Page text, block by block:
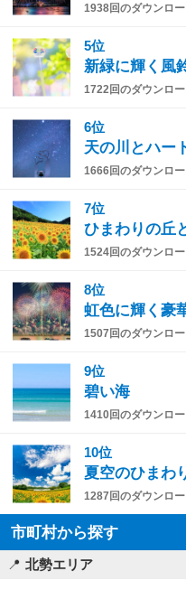
1938回のダウンロ
5位
新緑に輝く風
1722回のダウンロ
6位
天の川とハー
1666回のダウンロ
7位
ひまわりの丘
1524回のダウンロ
8位
虹色に輝く豪
1507回のダウンロ
9位
碧い海
1410回のダウンロ
10位
夏空のひまわ
1287回のダウンロ
市町村から探す
北勢エリア